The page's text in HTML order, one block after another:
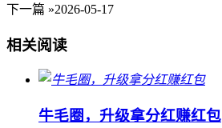
下一篇 »2026-05-17
相关阅读
牛毛圈，升级拿分红赚红包